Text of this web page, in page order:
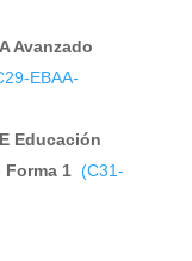
Avanzado
EBAA-
Educación
Forma 1 (C31-